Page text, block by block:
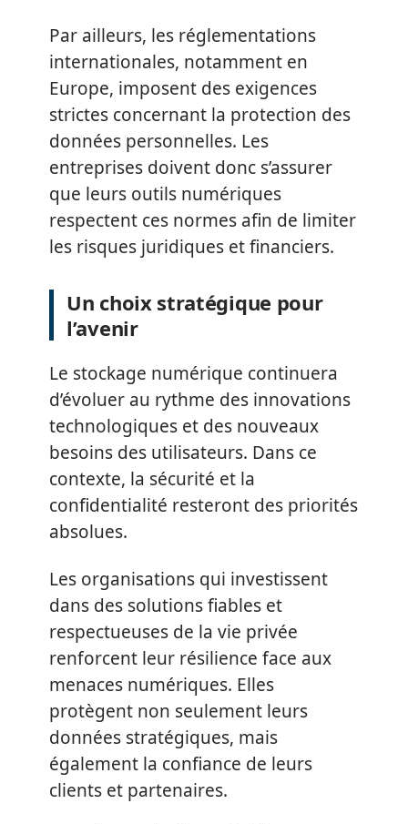
Par ailleurs, les réglementations
internationales, notamment en
Europe, imposent des exigences
strictes concernant la protection des
données personnelles. Les
entreprises doivent donc s’assurer
que leurs outils numériques
respectent ces normes afin de limiter
les risques juridiques et financiers.
Un choix stratégique pour
l’avenir
Le stockage numérique continuera
d’évoluer au rythme des innovations
technologiques et des nouveaux
besoins des utilisateurs. Dans ce
contexte, la sécurité et la
confidentialité resteront des priorités
absolues.
Les organisations qui investissent
dans des solutions fiables et
respectueuses de la vie privée
renforcent leur résilience face aux
menaces numériques. Elles
protègent non seulement leurs
données stratégiques, mais
également la confiance de leurs
clients et partenaires.